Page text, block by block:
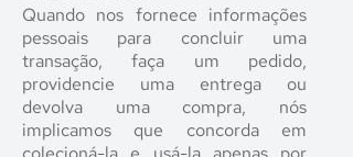
Quando nos fornece informações
pessoais para concluir uma
transação, faça um pedido,
providencie uma entrega ou
devolva uma compra, nós
implicamos que concorda em